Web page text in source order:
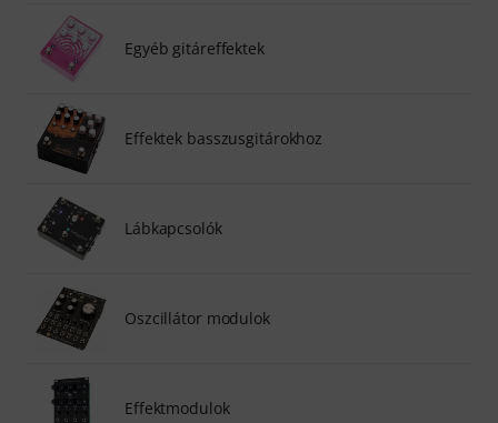
Egyéb gitáreffektek
Effektek basszusgitárokhoz
Lábkapcsolók
Oszcillátor modulok
Effektmodulok